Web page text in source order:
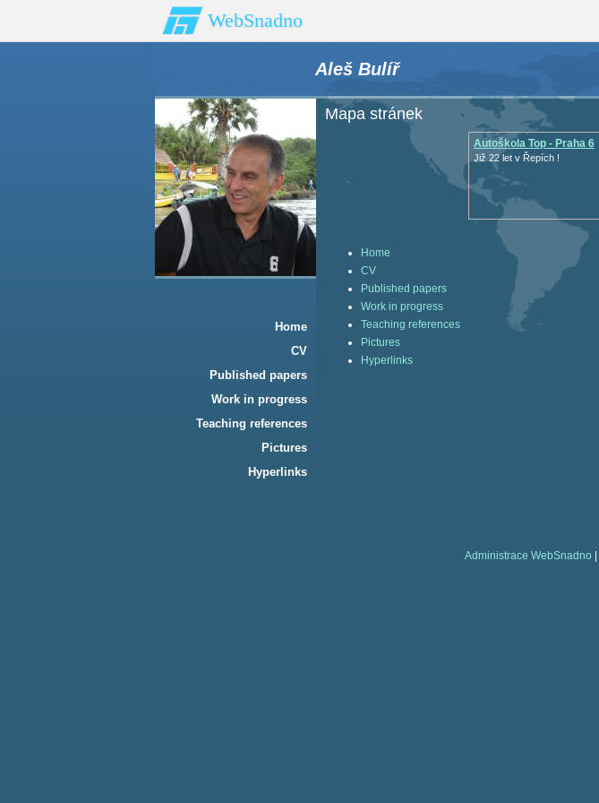
WebSnadno
Aleš Bulíř
Home
CV
Published papers
Work in progress
Teaching references
Pictures
Hyperlinks
Mapa stránek
Autoškola Top - Praha 6
Již 22 let v Řepích !
Home
CV
Published papers
Work in progress
Teaching references
Pictures
Hyperlinks
Administrace WebSnadno